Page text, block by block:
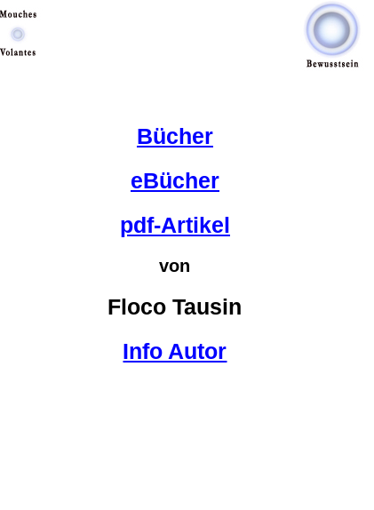
Bücher
eBücher
pdf-Artikel
von
Floco Tausin
Info Autor